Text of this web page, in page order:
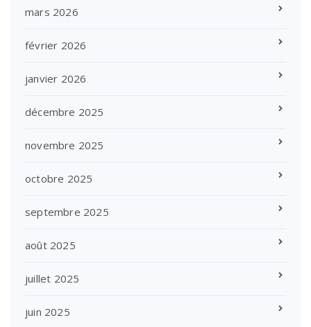
mars 2026
février 2026
janvier 2026
décembre 2025
novembre 2025
octobre 2025
septembre 2025
août 2025
juillet 2025
juin 2025